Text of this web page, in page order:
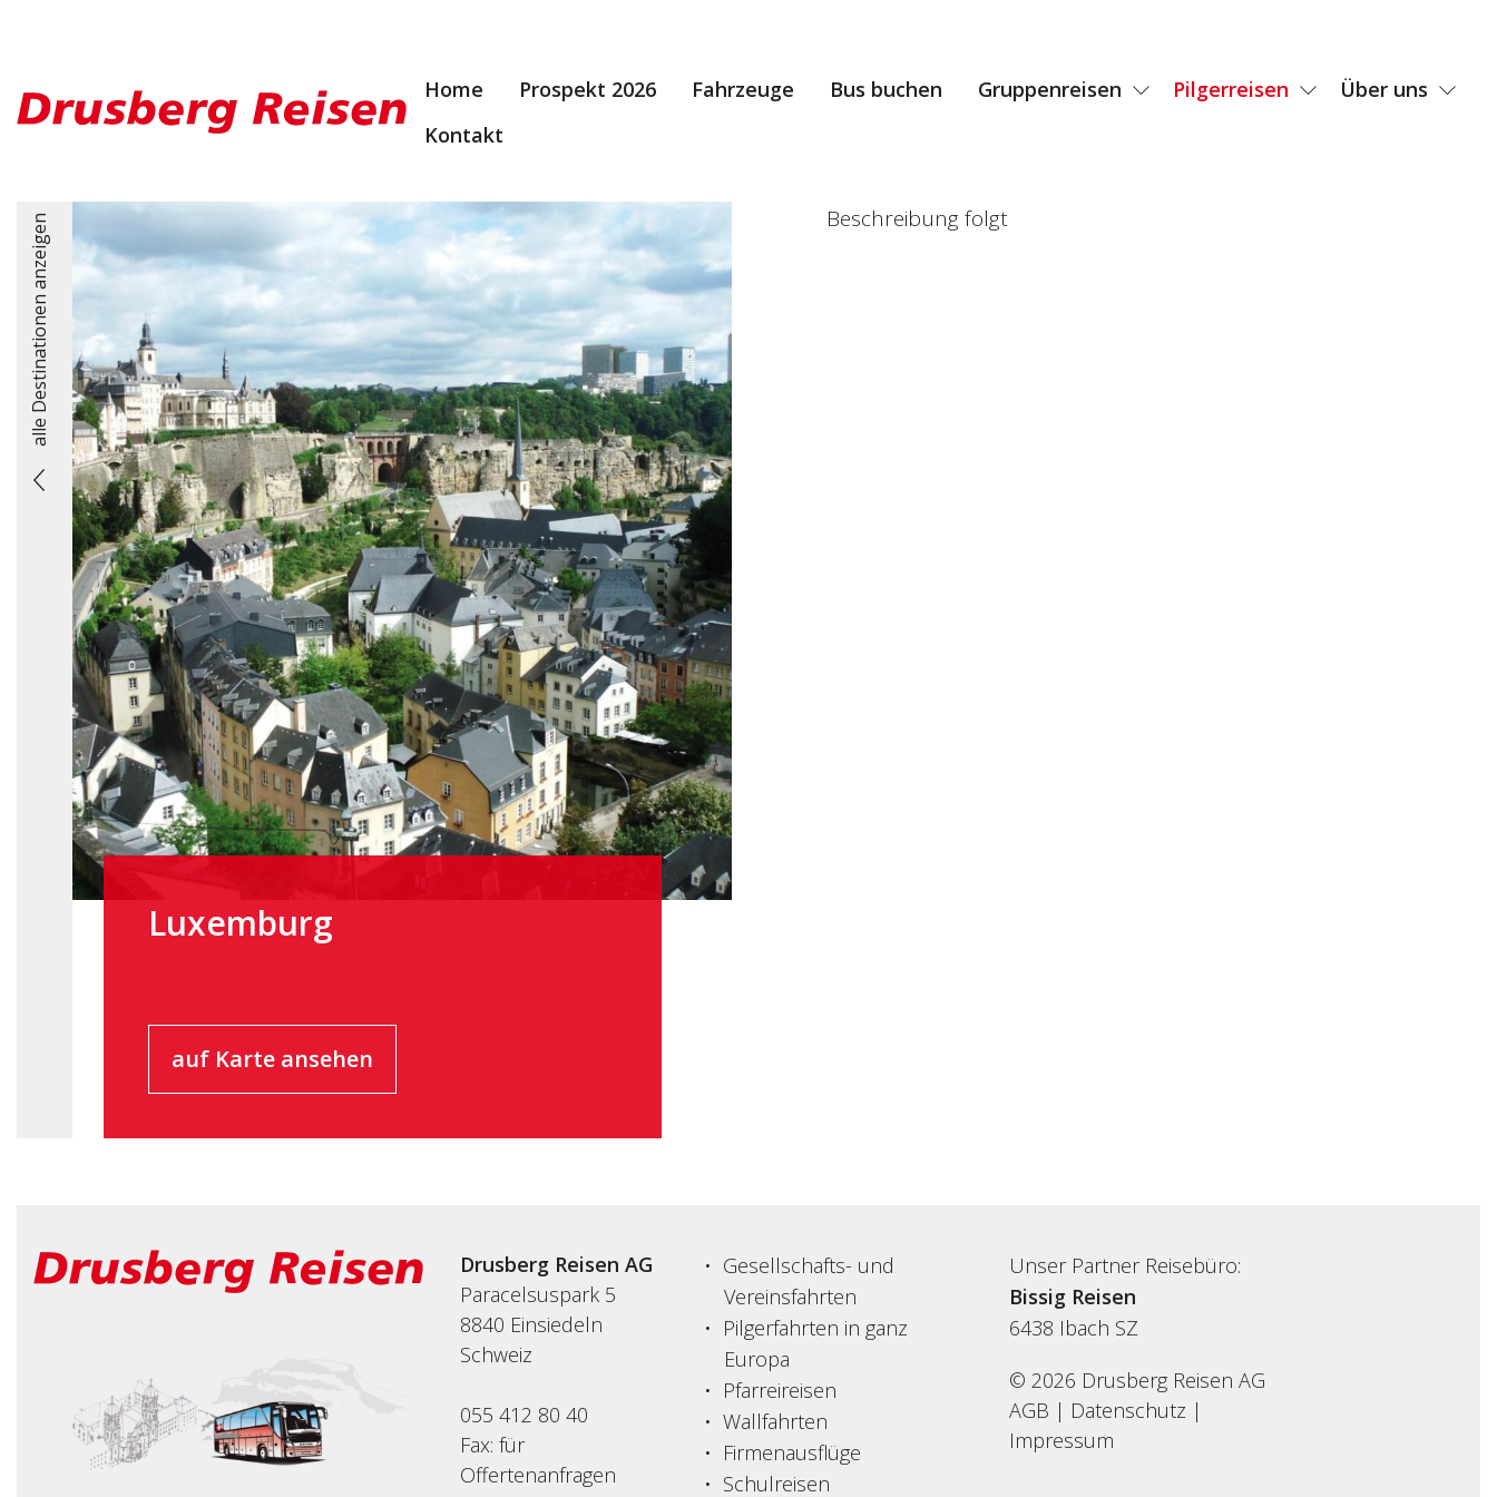
Home Prospekt 2026 Fahrzeuge Bus buchen Gruppenreisen Pilgerreisen
Über uns
Kontakt
alle Destinationen anzeigen
Luxemburg
auf Karte ansehen
Beschreibung folgt
Drusberg Reisen AG
Paracelsuspark 5
8840 Einsiedeln
Schweiz
055 412 80 40
Fax: für
Offertenanfragen
Gesellschafts- und
Vereinsfahrten
Pilgerfahrten in ganz
Europa
Pfarreireisen
Wallfahrten
Firmenausflüge
Schulreisen
Unser Partner Reisebüro:
Bissig Reisen
6438 Ibach SZ
© 2026 Drusberg Reisen AG
AGB | Datenschutz |
Impressum